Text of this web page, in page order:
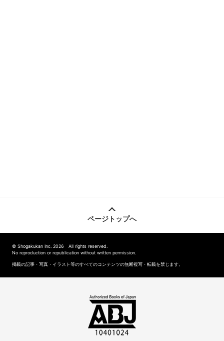
ページトップへ
© Shogakukan Inc. 2026 All rights reserved.
No reproduction or republication without written permission.
掲載の記事・写真・イラスト等のすべてのコンテンツの無断複写・転載を禁じます。